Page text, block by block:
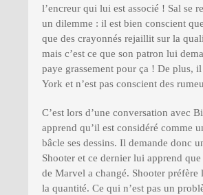
l’encreur qui lui est associé ! Sal se
un dilemme : il est bien conscient
que des crayonnés rejaillit sur la
mais c’est ce que son patron lui
paye grassement pour ça ! De plus,
York et n’est pas conscient des
C’est lors d’une conversation avec
apprend qu’il est considéré comme
bâcle ses dessins. Il demande donc
Shooter et ce dernier lui apprend
de Marvel a changé. Shooter préfère
la quantité. Ce qui n’est pas un